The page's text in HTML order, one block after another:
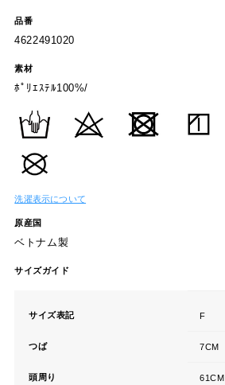
品番
4622491020
素材
ﾎﾟﾘｴｽﾃﾙ100%/
洗濯表示について
原産国
ベトナム製
サイズガイド
サイズ表記 F
つば 7CM
頭周り 61CM